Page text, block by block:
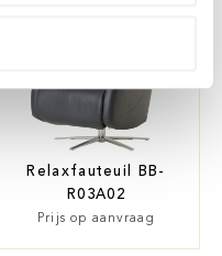
Relaxfauteuil BB-
R03A02
Prijs op aanvraag